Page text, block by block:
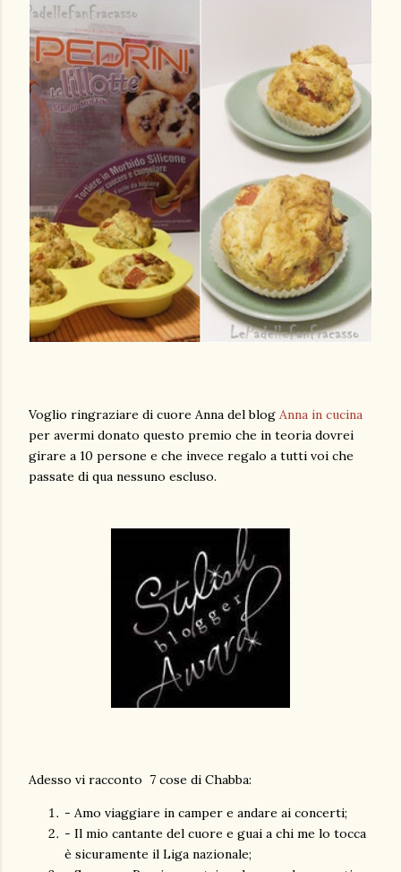
Voglio ringraziare di cuore Anna del blog Anna in cucina
per avermi donato questo premio che in teoria dovrei
girare a 10 persone e che invece regalo a tutti voi che
passate di qua nessuno escluso.
Adesso vi racconto 7 cose di Chabba:
- Amo viaggiare in camper e andare ai concerti;
- Il mio cantante del cuore e guai a chi me lo tocca
è sicuramente il Liga nazionale;